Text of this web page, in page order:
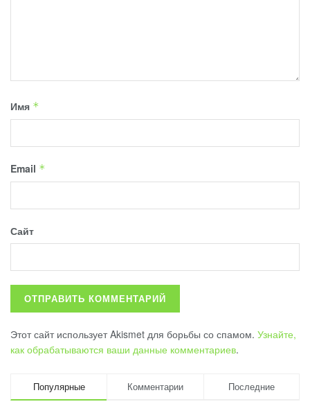
Имя *
Email *
Сайт
Этот сайт использует Akismet для борьбы со спамом. Узнайте,
как обрабатываются ваши данные комментариев.
Популярные Комментарии Последние